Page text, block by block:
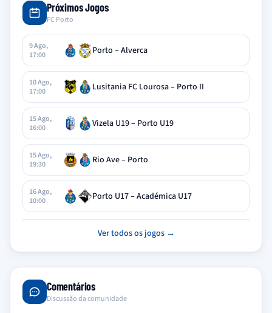
Próximos Jogos
FC Porto
9 Ago,
17:00
Porto – Alverca
10 Ago,
17:00
Lusitania FC Lourosa – Porto II
15 Ago,
16:00
Vizela U19 – Porto U19
15 Ago,
19:30
Rio Ave – Porto
16 Ago,
10:00
Porto U17 – Académica U17
Ver todos os jogos →
Comentários
Discussão da comunidade